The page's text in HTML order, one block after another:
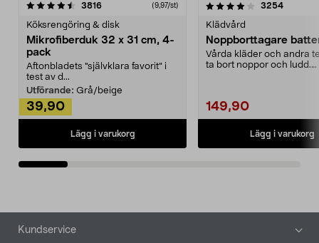
3816recensioner (9,97/st)
Köksrengöring & disk
Mikrofiberduk 32 x 31 cm, 4-
pack
Aftonbladets "självklara favorit” i
test av d...
Utförande: Grå/beige
39,90
Lägg i varukorg
4.0av 5 stjärnor 3254
Klädvård
Noppborttagare
Vårda kläder och andra
ta bort noppor och ludd.
149,90
Lägg i varukorg
4.5av 5 stjärnor
Sidfot
Kundservice